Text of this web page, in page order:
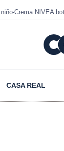
Crema NIVEA
CASA REAL